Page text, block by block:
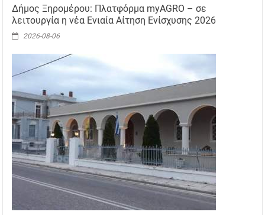
Δήμος Ξηρομέρου: Πλατφόρμα myAGRO – σε
λειτουργία η νέα Ενιαία Αίτηση Ενίσχυσης 2026
2026-08-06